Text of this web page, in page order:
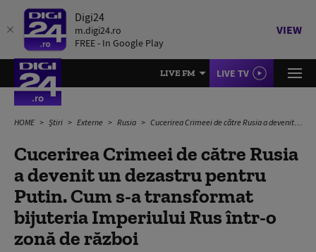
Digi24
m.digi24.ro
FREE - In Google Play
VIEW
LIVE FM LIVE TV
HOME Știri Externe Rusia Cucerirea Crimeei de către Rusia a devenit un dezastru pentru Putin. Cum s-a transformat bijuteria Imperiului Rus într-o zonă de război
Cucerirea Crimeei de către Rusia
a devenit un dezastru pentru
Putin. Cum s-a transformat
bijuteria Imperiului Rus într-o
zonă de război